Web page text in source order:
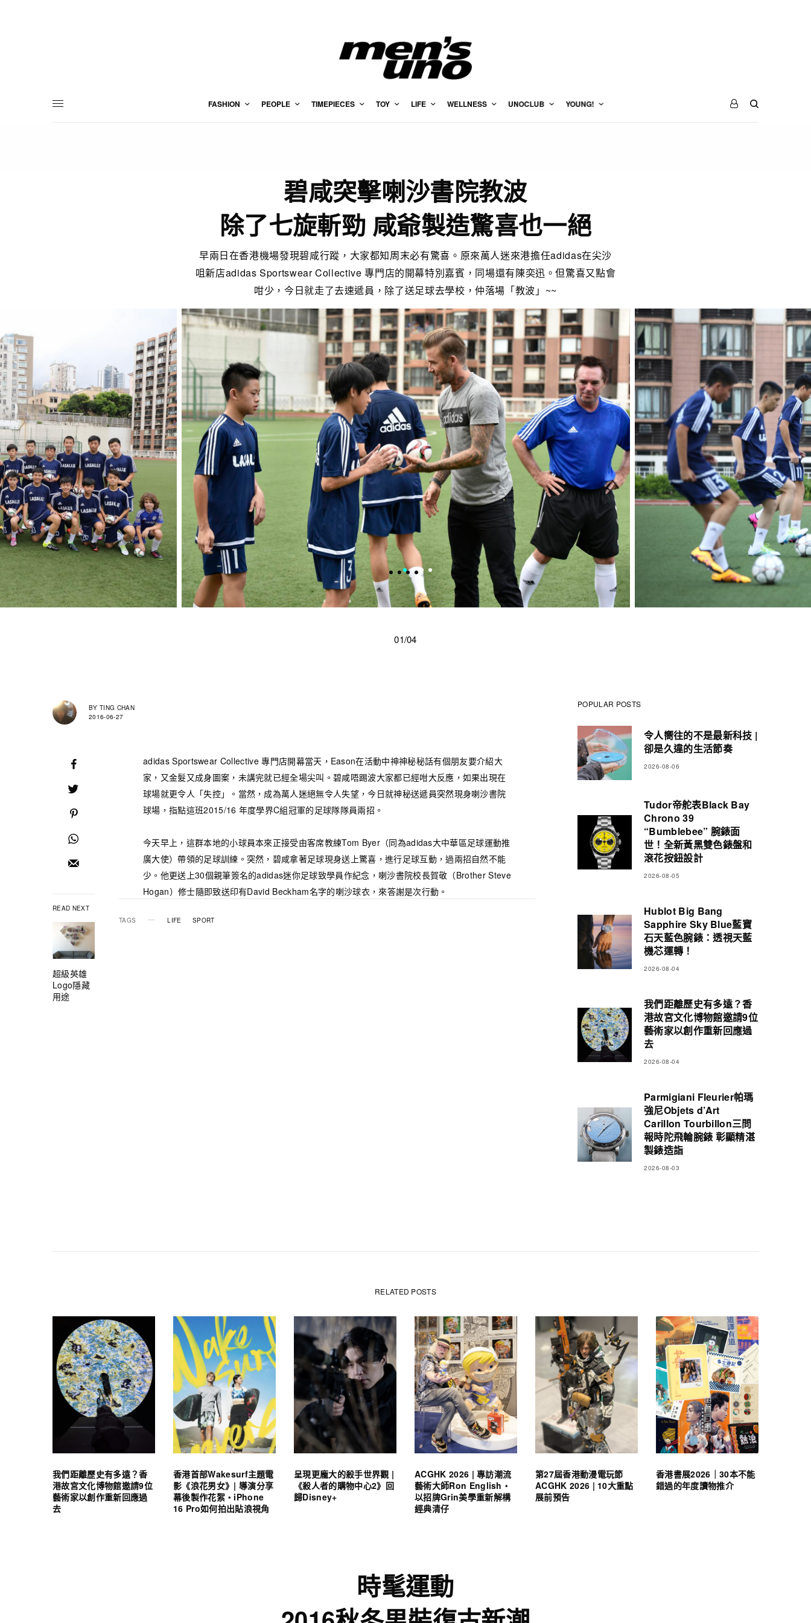
FASHION PEOPLE TIMEPIECES TOY LIFE WELLNESS UNOCLUB YOUNG!
碧咸突擊喇沙書院教波
除了七旋斬勁 咸爺製造驚喜也一絕
早兩日在香港機場發現碧咸行蹤，大家都知周末必有驚喜。原來萬人迷來港擔任adidas在尖沙
咀新店adidas Sportswear Collective 專門店的開幕特別嘉賓，同場還有陳奕迅。但驚喜又點會
咁少，今日就走了去速遞員，除了送足球去學校，仲落場「教波」~~
01/04
BY TING CHAN
2016-06-27
READ NEXT
超級英雄
Logo隱藏
用途
adidas Sportswear Collective 專門店開幕當天，Eason在活動中神神秘秘話有個朋友要介紹大
家，又金髮又成身圖案，未講完就已經全場尖叫。碧咸唔踢波大家都已經咁大反應，如果出現在
球場就更令人「失控」。當然，成為萬人迷絕無令人失望，今日就神秘送遞員突然現身喇沙書院
球場，指點這班2015/16 年度學界C組冠軍的足球隊隊員兩招。
今天早上，這群本地的小球員本來正接受由客席教練Tom Byer（同為adidas大中華區足球運動推
廣大使）帶領的足球訓練。突然，碧咸拿著足球現身送上驚喜，進行足球互動，過兩招自然不能
少。他更送上30個親筆簽名的adidas迷你足球致學員作紀念，喇沙書院校長賀敬（Brother Steve
Hogan）修士隨即致送印有David Beckham名字的喇沙球衣，來答謝是次行動。
TAGS LIFE SPORT
POPULAR POSTS
令人嚮往的不是最新科技 |
卻是久違的生活節奏
2026-08-06
Tudor帝舵表Black Bay
Chrono 39
“Bumblebee” 腕錶面
世！全新黃黑雙色錶盤和
滾花按鈕設計
2026-08-05
Hublot Big Bang
Sapphire Sky Blue藍寶
石天藍色腕錶：透視天藍
機芯運轉！
2026-08-04
我們距離歷史有多遠？香
港故宮文化博物館邀請9位
藝術家以創作重新回應過
去
2026-08-04
Parmigiani Fleurier帕瑪
強尼Objets d’Art
Carillon Tourbillon三問
報時陀飛輪腕錶 彰顯精湛
製錶造詣
2026-08-03
RELATED POSTS
我們距離歷史有多遠？香
港故宮文化博物館邀請9位
藝術家以創作重新回應過
去
香港首部Wakesurf主題電
影《浪花男女》| 導演分享
幕後製作花絮・iPhone
16 Pro如何拍出貼浪視角
呈現更龐大的殺手世界觀 |
《殺人者的購物中心2》回
歸Disney+
ACGHK 2026 | 專訪潮流
藝術大師Ron English・
以招牌Grin美學重新解構
經典清仔
第27屆香港動漫電玩節
ACGHK 2026 | 10大重點
展前預告
香港書展2026｜30本不能
錯過的年度讀物推介
時髦運動